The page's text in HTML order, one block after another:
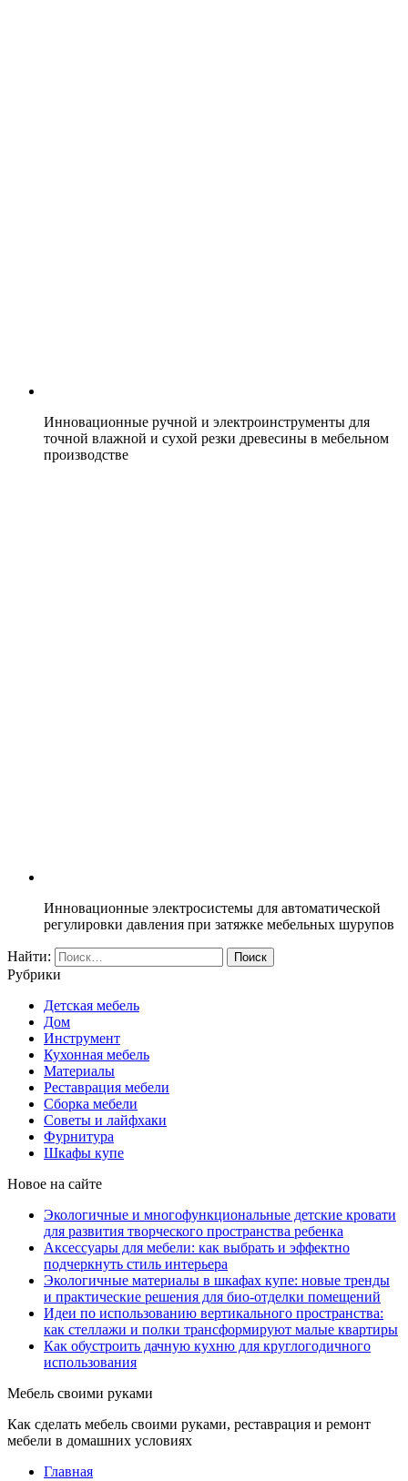
Инновационные ручной и электроинструменты для
точной влажной и сухой резки древесины в мебельном
производстве
Инновационные электросистемы для автоматической
регулировки давления при затяжке мебельных шурупов
Найти:
Рубрики
Детская мебель
Дом
Инструмент
Кухонная мебель
Материалы
Реставрация мебели
Сборка мебели
Советы и лайфхаки
Фурнитура
Шкафы купе
Новое на сайте
Экологичные и многофункциональные детские кровати
для развития творческого пространства ребенка
Аксессуары для мебели: как выбрать и эффектно
подчеркнуть стиль интерьера
Экологичные материалы в шкафах купе: новые тренды
и практические решения для био-отделки помещений
Идеи по использованию вертикального пространства:
как стеллажи и полки трансформируют малые квартиры
Как обустроить дачную кухню для круглогодичного
использования
Мебель своими руками
Как сделать мебель своими руками, реставрация и ремонт
мебели в домашних условиях
Главная